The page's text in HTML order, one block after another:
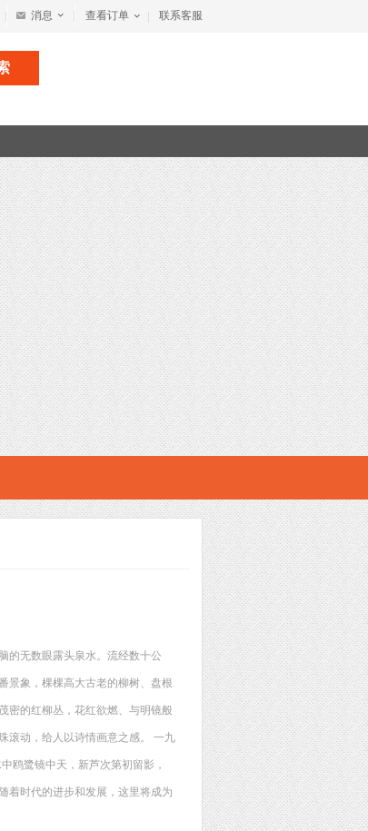
消息 查看订单 联系客服
的无数眼露头泉水。流经数十公
景象，棵棵高大古老的柳树、盘根
密的红柳丛，花红欲燃、与明镜般
滚动，给人以诗情画意之感。 一九
鸥鹭镜中天，新芦次第初留影，
着时代的进步和发展，这里将成为